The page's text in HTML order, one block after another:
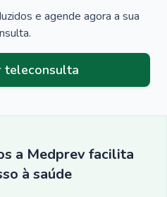
e agende agora a sua
teleconsulta
a Medprev facilita
à saúde